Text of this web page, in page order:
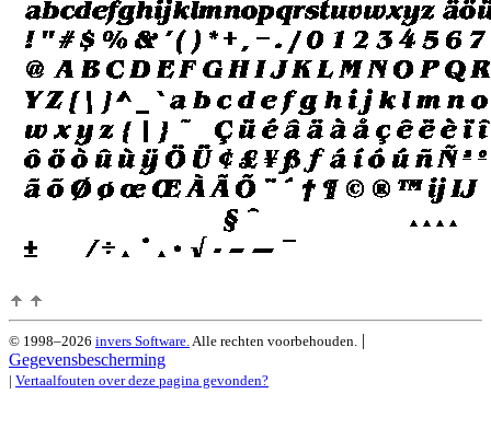
© 1998–2026 invers Software. Alle rechten voorbehouden. |
Gegevensbescherming
| Vertaalfouten over deze pagina gevonden?